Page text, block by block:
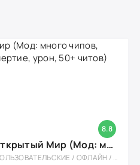
8.8
Toilet Fight Открытый Мир (Мод: много чипов, денег, все открыто, бессмертие, урон, 50+ читов)
АРКАДЫ / ОДНОПОЛЬЗОВАТЕЛЬСКИЕ / ОФЛАЙН / МОД / РОЛЕВЫЕ / ШУТЕРЫ / ОТКРЫТЫЙ МИР / ВСТРОЕННЫЙ КЕШ / 3D / ЭКШЕНЫ / ТУАЛЕТНЫЕ ВОЙНЫ / ДЛЯ ДЕТЕЙ